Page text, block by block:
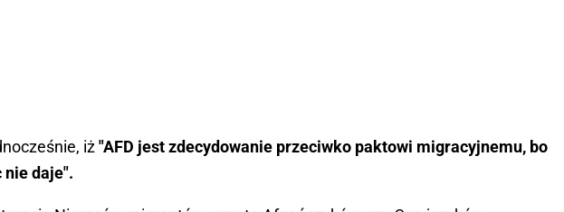
iż"AFD jest zdecydowanie przeciwko paktowi migracyjnemu, bo
nie daje".